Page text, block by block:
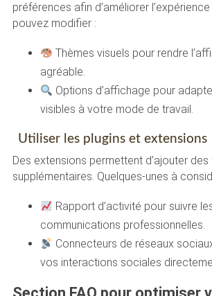
préférences afin d’améliorer
pouvez modifier :
Thèmes visuels pour rendre
agréable.
Options d’affichage pour
visibles à votre mode de travail.
Utiliser les plugins et extensions
Des extensions permettent d’ajouter
supplémentaires. Quelques-unes à
Rapport d’activité pour suivre
communications professionnelles.
Connecteurs de réseaux
vos interactions sociales